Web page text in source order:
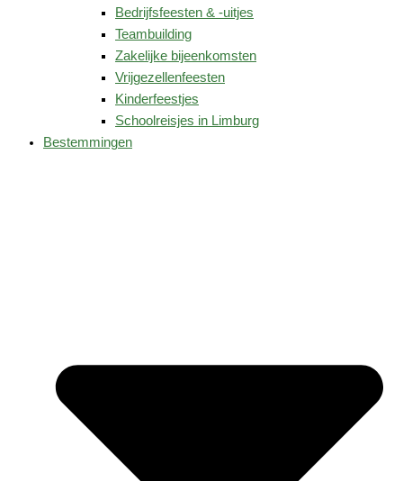
Bedrijfsfeesten & -uitjes
Teambuilding
Zakelijke bijeenkomsten
Vrijgezellenfeesten
Kinderfeestjes
Schoolreisjes in Limburg
Bestemmingen